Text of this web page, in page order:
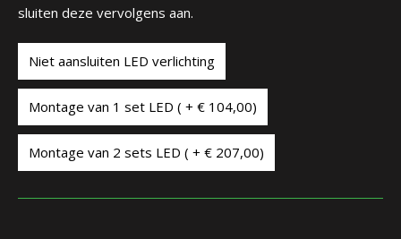
sluiten deze vervolgens aan.
Niet aansluiten LED verlichting
Montage van 1 set LED ( + € 104,00)
Montage van 2 sets LED ( + € 207,00)